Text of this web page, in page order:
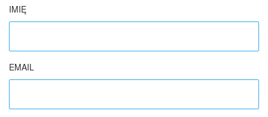
IMIĘ
EMAIL